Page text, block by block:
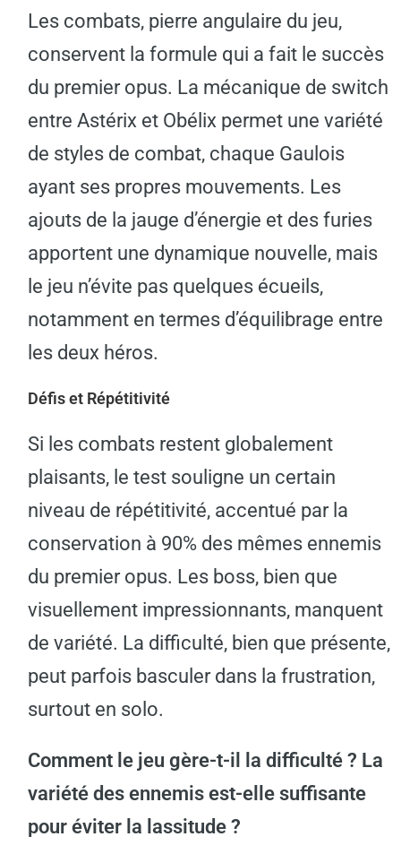
Les combats, pierre angulaire du jeu,
conservent la formule qui a fait le succès
du premier opus. La mécanique de switch
entre Astérix et Obélix permet une variété
de styles de combat, chaque Gaulois
ayant ses propres mouvements. Les
ajouts de la jauge d’énergie et des furies
apportent une dynamique nouvelle, mais
le jeu n’évite pas quelques écueils,
notamment en termes d’équilibrage entre
les deux héros.
Défis et Répétitivité
Si les combats restent globalement
plaisants, le test souligne un certain
niveau de répétitivité, accentué par la
conservation à 90% des mêmes ennemis
du premier opus. Les boss, bien que
visuellement impressionnants, manquent
de variété. La difficulté, bien que présente,
peut parfois basculer dans la frustration,
surtout en solo.
Comment le jeu gère-t-il la difficulté ? La
variété des ennemis est-elle suffisante
pour éviter la lassitude ?